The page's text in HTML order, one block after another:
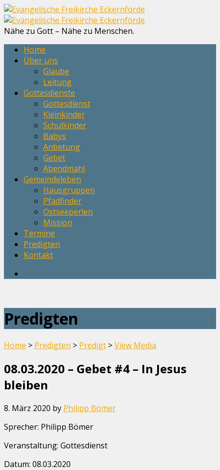
Nähe zu Gott – Nähe zu Menschen.
Home
Über uns
Glaube
Leitung
Gottesdienste
Gottesdienst
Kleinkinder
Schulkinder
Babys
Anbetung
Gebet
Abendmahl
Gemeindeleben
Hausgruppen
Pfadfinder
Ostseeperlen
Mission
Termine
Predigten
Kontakt
Predigten
Home > Predigten > Predigt >View Media
08.03.2020 – Gebet #4 – In Jesus
bleiben
8. März 2020 by Philipp Bömer
Sprecher: Philipp Bömer
Veranstaltung: Gottesdienst
Datum: 08.03.2020